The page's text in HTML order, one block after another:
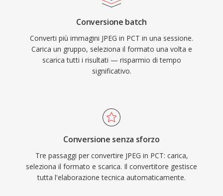
Conversione batch
Converti più immagini JPEG in PCT in una sessione.
Carica un gruppo, seleziona il formato una volta e
scarica tutti i risultati — risparmio di tempo
significativo.
Conversione senza sforzo
Tre passaggi per convertire JPEG in PCT: carica,
seleziona il formato e scarica. Il convertitore gestisce
tutta l'elaborazione tecnica automaticamente.